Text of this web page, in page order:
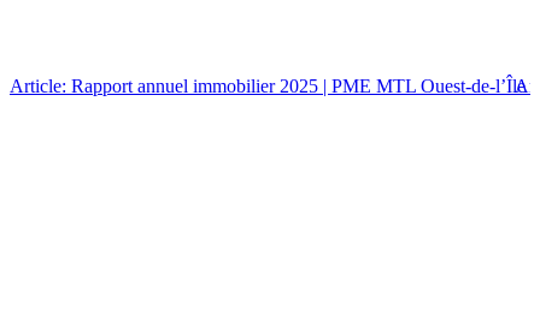
Article: Rapport annuel immobilier 2025 | PME MTL Ouest-de-l’Île